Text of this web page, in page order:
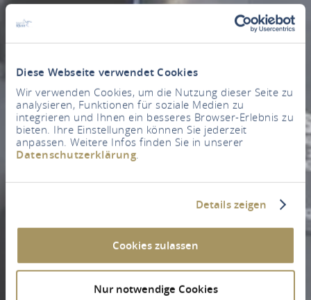
Diese Webseite verwendet Cookies
Wir verwenden Cookies, um die Nutzung dieser Seite zu
analysieren, Funktionen für soziale Medien zu
integrieren und Ihnen ein besseres Browser-Erlebnis zu
bieten. Ihre Einstellungen können Sie jederzeit
anpassen. Weitere Infos finden Sie in unserer
Datenschutzerklärung.
Details zeigen
Cookies zulassen
Nur notwendige Cookies